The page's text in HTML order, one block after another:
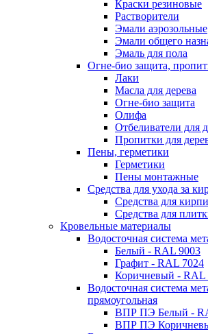
Краски резиновые
Растворители
Эмали аэрозольные
Эмали общего
Эмаль для пола
Огне-био защита,
Лаки
Масла для дерева
Огне-био защита
Олифа
Отбеливатели для
Пропитки для
Пены, герметики
Герметики
Пены монтажные
Средства для ухода за
Средства для
Средства для
Кровельные материалы
Водосточная система
Белый - RAL 9003
Графит - RAL 7024
Коричневый - RAL
Водосточная система
прямоугольная
ВПР ПЭ Белый -
ВПР ПЭ